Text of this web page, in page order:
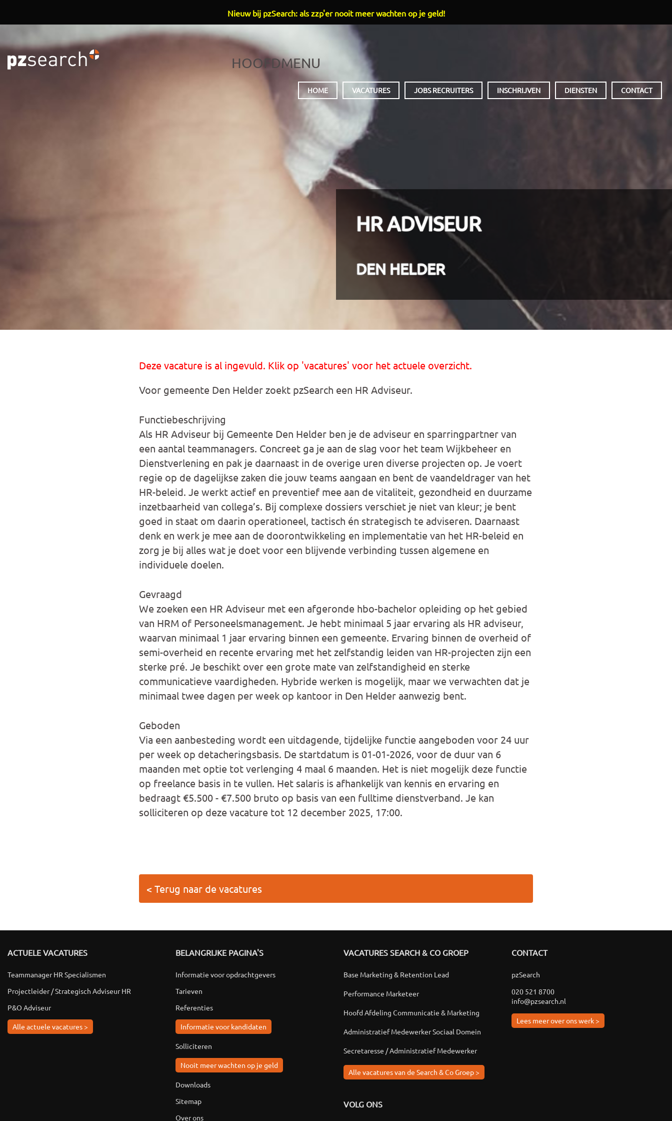
HOOFDMENU
HOME VACATURES JOBS RECRUITERS INSCHRIJVEN DIENSTEN CONTACT
HR ADVISEUR
DEN HELDER
Deze vacature is al ingevuld. Klik op 'vacatures' voor het actuele overzicht.
Voor gemeente Den Helder zoekt pzSearch een HR Adviseur.
Functiebeschrijving
Als HR Adviseur bij Gemeente Den Helder ben je de adviseur en sparringpartner van
een aantal teammanagers. Concreet ga je aan de slag voor het team Wijkbeheer en
Dienstverlening en pak je daarnaast in de overige uren diverse projecten op. Je voert
regie op de dagelijkse zaken die jouw teams aangaan en bent de vaandeldrager van het
HR-beleid. Je werkt actief en preventief mee aan de vitaliteit, gezondheid en duurzame
inzetbaarheid van collega’s. Bij complexe dossiers verschiet je niet van kleur; je bent
goed in staat om daarin operationeel, tactisch én strategisch te adviseren. Daarnaast
denk en werk je mee aan de doorontwikkeling en implementatie van het HR-beleid en
zorg je bij alles wat je doet voor een blijvende verbinding tussen algemene en
individuele doelen.
Gevraagd
We zoeken een HR Adviseur met een afgeronde hbo-bachelor opleiding op het gebied
van HRM of Personeelsmanagement. Je hebt minimaal 5 jaar ervaring als HR adviseur,
waarvan minimaal 1 jaar ervaring binnen een gemeente. Ervaring binnen de overheid of
semi-overheid en recente ervaring met het zelfstandig leiden van HR-projecten zijn een
sterke pré. Je beschikt over een grote mate van zelfstandigheid en sterke
communicatieve vaardigheden. Hybride werken is mogelijk, maar we verwachten dat je
minimaal twee dagen per week op kantoor in Den Helder aanwezig bent.
Geboden
Via een aanbesteding wordt een uitdagende, tijdelijke functie aangeboden voor 24 uur
per week op detacheringsbasis. De startdatum is 01-01-2026, voor de duur van 6
maanden met optie tot verlenging 4 maal 6 maanden. Het is niet mogelijk deze functie
op freelance basis in te vullen. Het salaris is afhankelijk van kennis en ervaring en
bedraagt €5.500 - €7.500 bruto op basis van een fulltime dienstverband. Je kan
solliciteren op deze vacature tot 12 december 2025, 17:00.
< Terug naar de vacatures
ACTUELE VACATURES
Teammanager HR Specialismen
Projectleider / Strategisch Adviseur HR
P&O Adviseur
Alle actuele vacatures >
BELANGRIJKE PAGINA'S
Informatie voor opdrachtgevers
Tarieven
Referenties
Informatie voor kandidaten
Solliciteren
Nooit meer wachten op je geld
Downloads
Sitemap
Over ons
VACATURES SEARCH & CO GROEP
Base Marketing & Retention Lead
Performance Marketeer
Hoofd Afdeling Communicatie & Marketing
Administratief Medewerker Sociaal Domein
Secretaresse / Administratief Medewerker
Alle vacatures van de Search & Co Groep >
VOLG ONS
CONTACT
pzSearch
020 521 8700
info@pzsearch.nl
Lees meer over ons werk >
Nieuw bij pzSearch: als zzp'er nooit meer wachten op je geld!